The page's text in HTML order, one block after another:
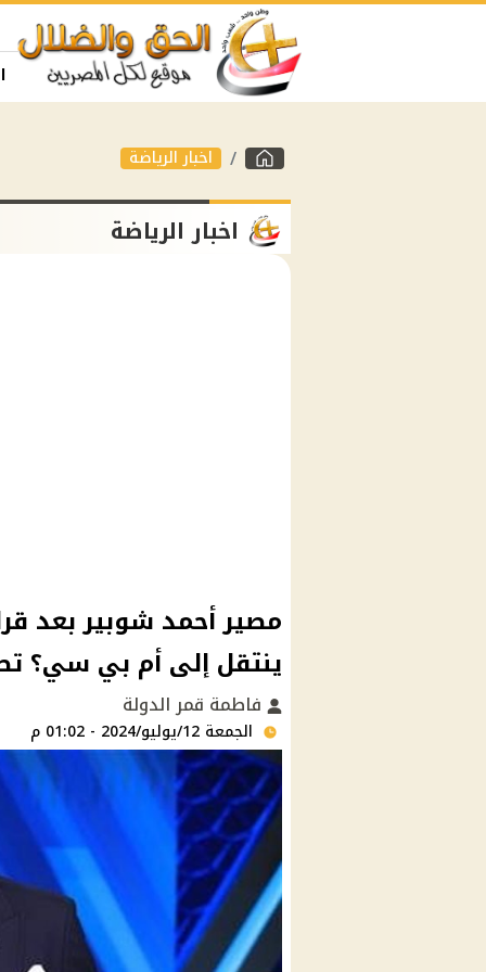
اخبار الرياضة
اخبار الرياضة
مصير أحمد شوبير بعد
ينتقل إلى أم بي سي؟
فاطمة قمر الدولة
الجمعة 12/يوليو/2024 - 01:02 م